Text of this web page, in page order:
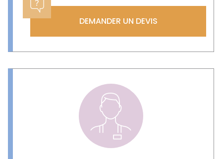
DEMANDER UN DEVIS